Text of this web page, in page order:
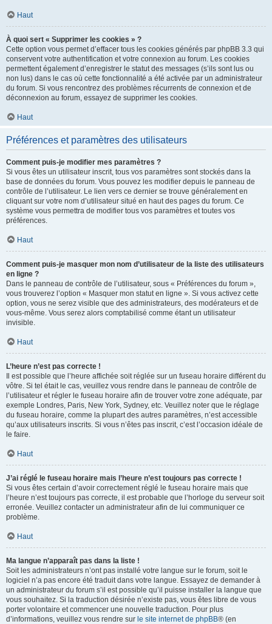
Haut
À quoi sert « Supprimer les cookies » ?
Cette option vous permet d’effacer tous les cookies générés par phpBB 3.3 qui
conservent votre authentification et votre connexion au forum. Les cookies
permettent également d’enregistrer le statut des messages (s’ils sont lus ou
non lus) dans le cas où cette fonctionnalité a été activée par un administrateur
du forum. Si vous rencontrez des problèmes récurrents de connexion et de
déconnexion au forum, essayez de supprimer les cookies.
Haut
Préférences et paramètres des utilisateurs
Comment puis-je modifier mes paramètres ?
Si vous êtes un utilisateur inscrit, tous vos paramètres sont stockés dans la
base de données du forum. Vous pouvez les modifier depuis le panneau de
contrôle de l’utilisateur. Le lien vers ce dernier se trouve généralement en
cliquant sur votre nom d’utilisateur situé en haut des pages du forum. Ce
système vous permettra de modifier tous vos paramètres et toutes vos
préférences.
Haut
Comment puis-je masquer mon nom d’utilisateur de la liste des utilisateurs
en ligne ?
Dans le panneau de contrôle de l’utilisateur, sous « Préférences du forum »,
vous trouverez l’option « Masquer mon statut en ligne ». Si vous activez cette
option, vous ne serez visible que des administrateurs, des modérateurs et de
vous-même. Vous serez alors comptabilisé comme étant un utilisateur
invisible.
Haut
L’heure n’est pas correcte !
Il est possible que l’heure affichée soit réglée sur un fuseau horaire différent du
vôtre. Si tel était le cas, veuillez vous rendre dans le panneau de contrôle de
l’utilisateur et régler le fuseau horaire afin de trouver votre zone adéquate, par
exemple Londres, Paris, New York, Sydney, etc. Veuillez noter que le réglage
du fuseau horaire, comme la plupart des autres paramètres, n’est accessible
qu’aux utilisateurs inscrits. Si vous n’êtes pas inscrit, c’est l’occasion idéale de
le faire.
Haut
J’ai réglé le fuseau horaire mais l’heure n’est toujours pas correcte !
Si vous êtes certain d’avoir correctement réglé le fuseau horaire mais que
l’heure n’est toujours pas correcte, il est probable que l’horloge du serveur soit
erronée. Veuillez contacter un administrateur afin de lui communiquer ce
problème.
Haut
Ma langue n’apparaît pas dans la liste !
Soit les administrateurs n’ont pas installé votre langue sur le forum, soit le
logiciel n’a pas encore été traduit dans votre langue. Essayez de demander à
un administrateur du forum s’il est possible qu’il puisse installer la langue que
vous souhaitez. Si la traduction désirée n’existe pas, vous êtes libre de vous
porter volontaire et commencer une nouvelle traduction. Pour plus
d’informations, veuillez vous rendre sur le site internet de phpBB® (en